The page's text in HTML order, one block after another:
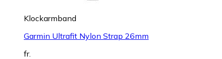
Klockarmband
Garmin Ultrafit Nylon Strap 26mm
fr.